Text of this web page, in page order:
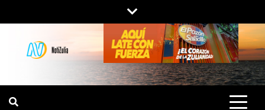
al
contenido
NOTIZULIA
NOTICIAS DEL ZULIA, VENEZUELA Y
DE INTERÉS GENERAL.